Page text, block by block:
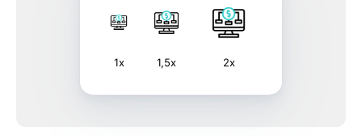
1x 1,5x 2x